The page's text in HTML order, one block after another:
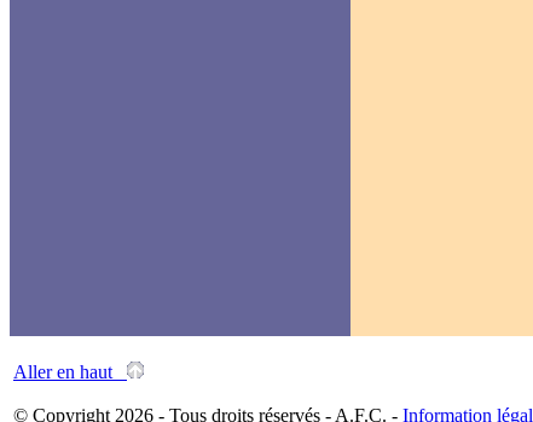
Aller en haut
© Copyright 2026 - Tous droits réservés - A.F.C. - Information